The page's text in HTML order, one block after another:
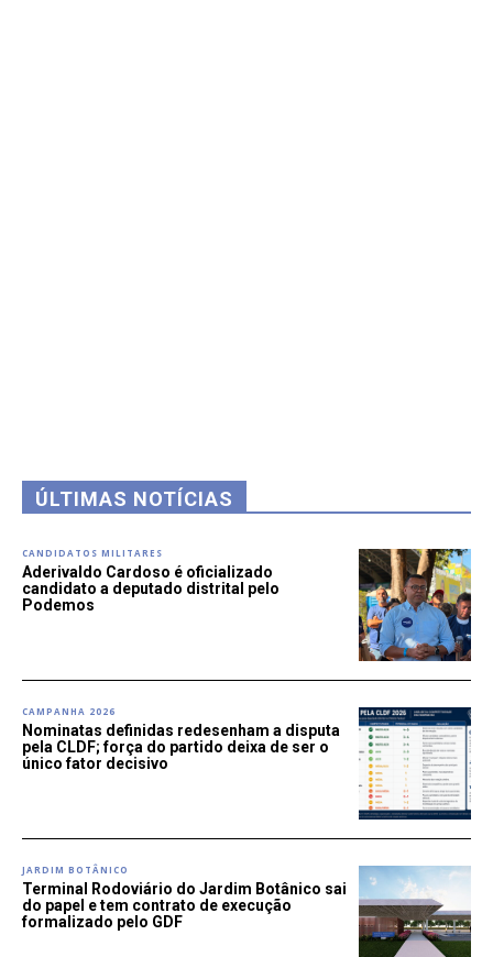
ÚLTIMAS NOTÍCIAS
CANDIDATOS MILITARES
Aderivaldo Cardoso é oficializado
candidato a deputado distrital pelo
Podemos
CAMPANHA 2026
Nominatas definidas redesenham a disputa
pela CLDF; força do partido deixa de ser o
único fator decisivo
JARDIM BOTÂNICO
Terminal Rodoviário do Jardim Botânico sai
do papel e tem contrato de execução
formalizado pelo GDF